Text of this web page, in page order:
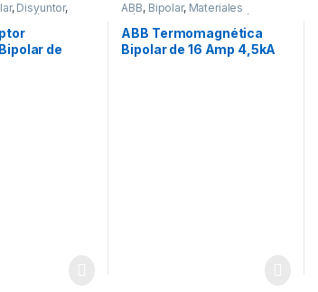
, Disyuntor,
Eléctricos
de
ABB, Bipolar, Materiales
Eléctricos
Térmicas
ABB Termomagnética
Bipolar de 16 Amp 4,5kA